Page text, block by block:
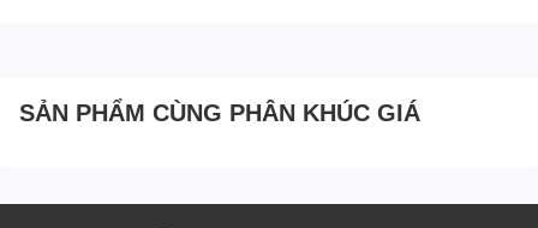
SẢN PHẨM CÙNG PHÂN KHÚC GIÁ